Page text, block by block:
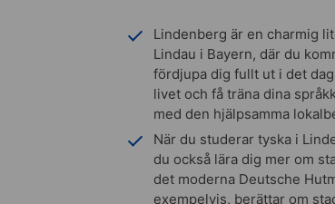
Lindenberg är en charmig
Lindau i Bayern, där du
fördjupa dig fullt ut i det
livet och få träna dina
med den hjälpsamma
När du studerar tyska i
du också lära dig mer om
det moderna Deutsche
exempelvis, berättar om